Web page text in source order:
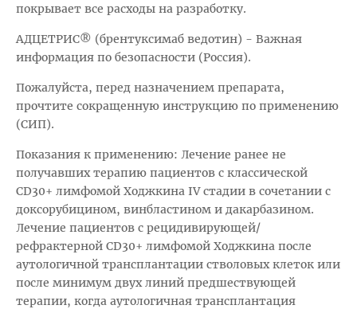
покрывает все расходы на разработку.
АДЦЕТРИС® (брентуксимаб ведотин) - Важная
информация по безопасности (Россия).
Пожалуйста, перед назначением препарата,
прочтите сокращенную инструкцию по применению
(СИП).
Показания к применению: Лечение ранее не
получавших терапию пациентов с классической
CD30+ лимфомой Ходжкина IV стадии в сочетании с
доксорубицином, винбластином и дакарбазином.
Лечение пациентов с рецидивирующей/
рефрактерной CD30+ лимфомой Ходжкина после
аутологичной трансплантации стволовых клеток или
после минимум двух линий предшествующей
терапии, когда аутологичная трансплантация